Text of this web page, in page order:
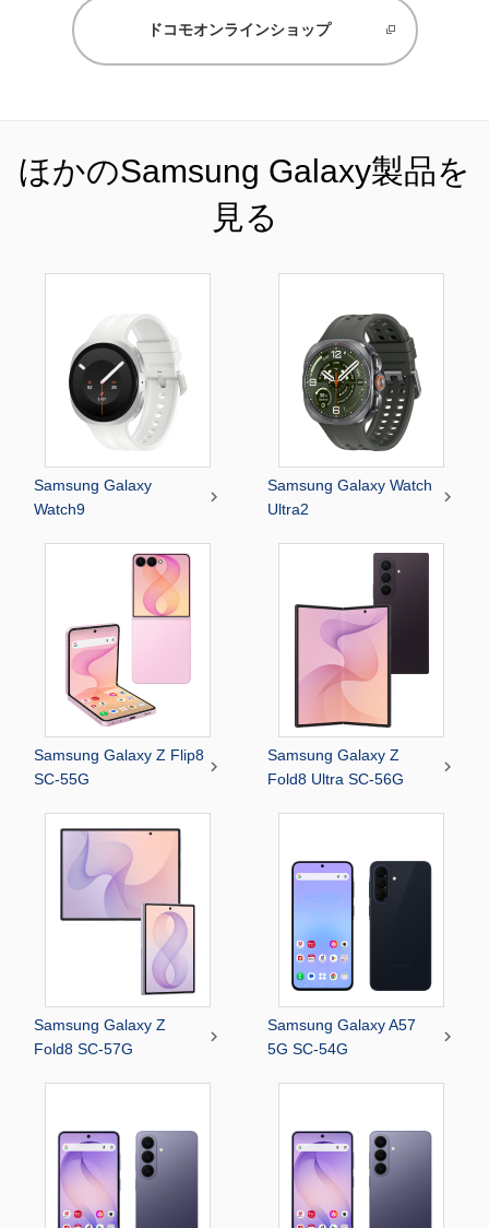
ドコモオンラインショップ
ほかのSamsung Galaxy製品を
見る
Samsung Galaxy
Watch9

Samsung Galaxy Watch
Ultra2

Samsung Galaxy Z Flip8
SC-55G

Samsung Galaxy Z
Fold8 Ultra SC-56G

Samsung Galaxy Z
Fold8 SC-57G

Samsung Galaxy A57
5G SC-54G
